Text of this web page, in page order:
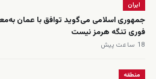
ایران
جمهوری اسلامی می‌گوید توافق با عمان
فوری تنگه هرمز نیست
18 ساعت پیش
منطقه